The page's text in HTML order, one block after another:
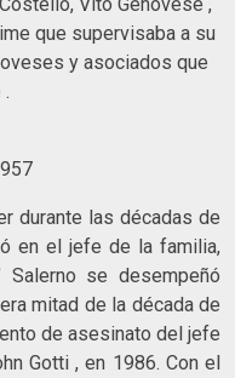
que supervisaba a su
y asociados que
durante las décadas de
en el jefe de la familia,
Salerno se desempeñó
mitad de la década de
de asesinato del jefe
Gotti , en 1986. Con el